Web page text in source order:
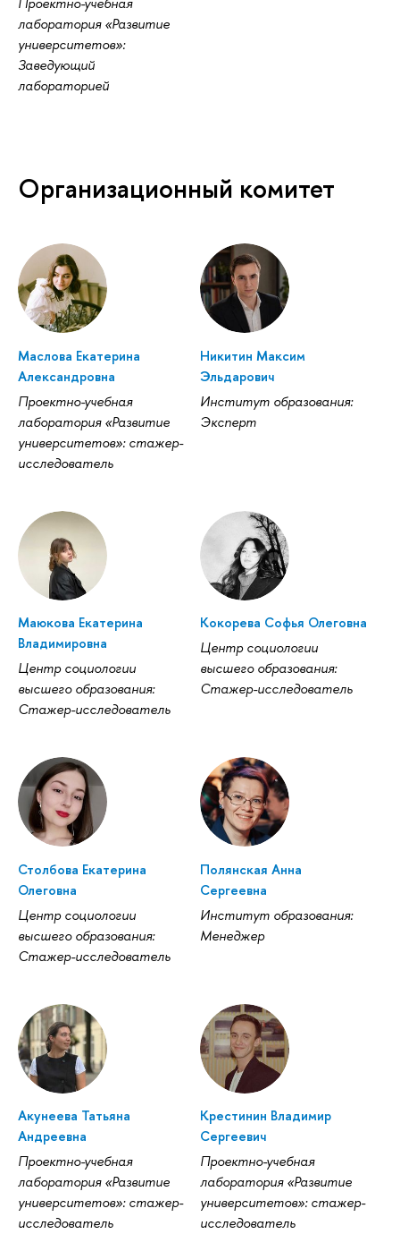
лаборатория «Развитие
университетов»:
Заведующий
лабораторией
Организационный комитет
Маслова Екатерина
Александровна
Проектно-учебная
лаборатория «Развитие
университетов»: стажер-
исследователь
Никитин Максим
Эльдарович
Институт образования:
Эксперт
Маюкова Екатерина
Владимировна
Центр социологии
высшего образования:
Стажер-исследователь
Кокорева Софья Олеговна
Центр социологии
высшего образования:
Стажер-исследователь
Столбова Екатерина
Олеговна
Центр социологии
высшего образования:
Стажер-исследователь
Полянская Анна
Сергеевна
Институт образования:
Менеджер
Акунеева Татьяна
Андреевна
Проектно-учебная
лаборатория «Развитие
университетов»: стажер-
исследователь
Крестинин Владимир
Сергеевич
Проектно-учебная
лаборатория «Развитие
университетов»: стажер-
исследователь